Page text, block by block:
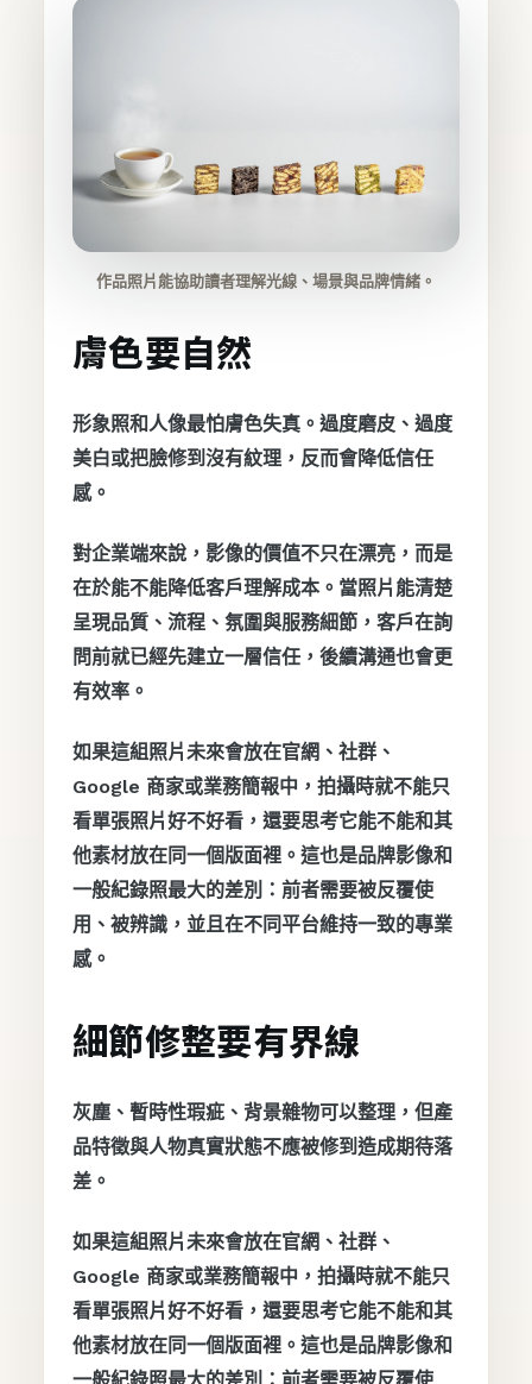
作品照片能協助讀者理解光線、場景與品牌情緒。
膚色要自然
形象照和人像最怕膚色失真。過度磨皮、過度
美白或把臉修到沒有紋理，反而會降低信任
感。
對企業端來說，影像的價值不只在漂亮，而是
在於能不能降低客戶理解成本。當照片能清楚
呈現品質、流程、氛圍與服務細節，客戶在詢
問前就已經先建立一層信任，後續溝通也會更
有效率。
如果這組照片未來會放在官網、社群、
Google 商家或業務簡報中，拍攝時就不能只
看單張照片好不好看，還要思考它能不能和其
他素材放在同一個版面裡。這也是品牌影像和
一般紀錄照最大的差別：前者需要被反覆使
用、被辨識，並且在不同平台維持一致的專業
感。
細節修整要有界線
灰塵、暫時性瑕疵、背景雜物可以整理，但產
品特徵與人物真實狀態不應被修到造成期待落
差。
如果這組照片未來會放在官網、社群、
Google 商家或業務簡報中，拍攝時就不能只
看單張照片好不好看，還要思考它能不能和其
他素材放在同一個版面裡。這也是品牌影像和